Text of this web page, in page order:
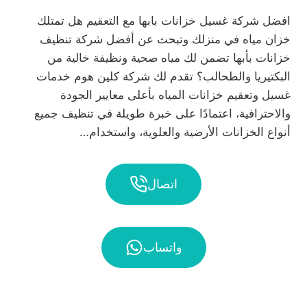
افضل شركة غسيل خزانات بابها مع التعقيم هل تمتلك
خزان مياه في منزلك وتبحث عن أفضل شركة تنظيف
خزانات بأبها تضمن لك مياه صحية ونظيفة خالية من
البكتيريا والطحالب؟ تقدم لك شركة كلين هوم خدمات
غسيل وتعقيم خزانات المياه بأعلى معايير الجودة
والاحترافية، اعتمادًا على خبرة طويلة في تنظيف جميع
أنواع الخزانات الأرضية والعلوية، واستخدام…
اتصال
واتساب